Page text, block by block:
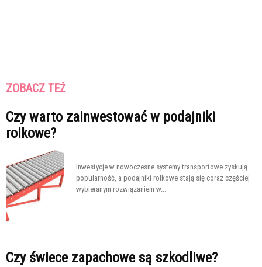
ZOBACZ TEŻ
Czy warto zainwestować w podajniki
rolkowe?
Inwestycje w nowoczesne systemy transportowe zyskują
popularność, a podajniki rolkowe stają się coraz częściej
wybieranym rozwiązaniem w...
Czy świece zapachowe są szkodliwe?